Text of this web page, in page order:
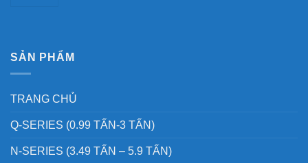
SẢN PHẨM
TRANG CHỦ
Q-SERIES (0.99 TẤN-3 TẤN)
N-SERIES (3.49 TẤN – 5.9 TẤN)